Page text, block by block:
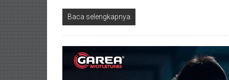
Baca selengkapnya